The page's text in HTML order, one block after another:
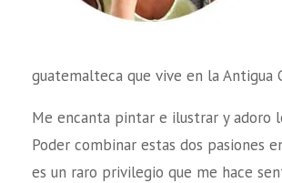
guatemalteca que vive en la Antigua
Me encanta pintar e ilustrar y adoro
Poder combinar estas dos pasiones
es un raro privilegio que me hace